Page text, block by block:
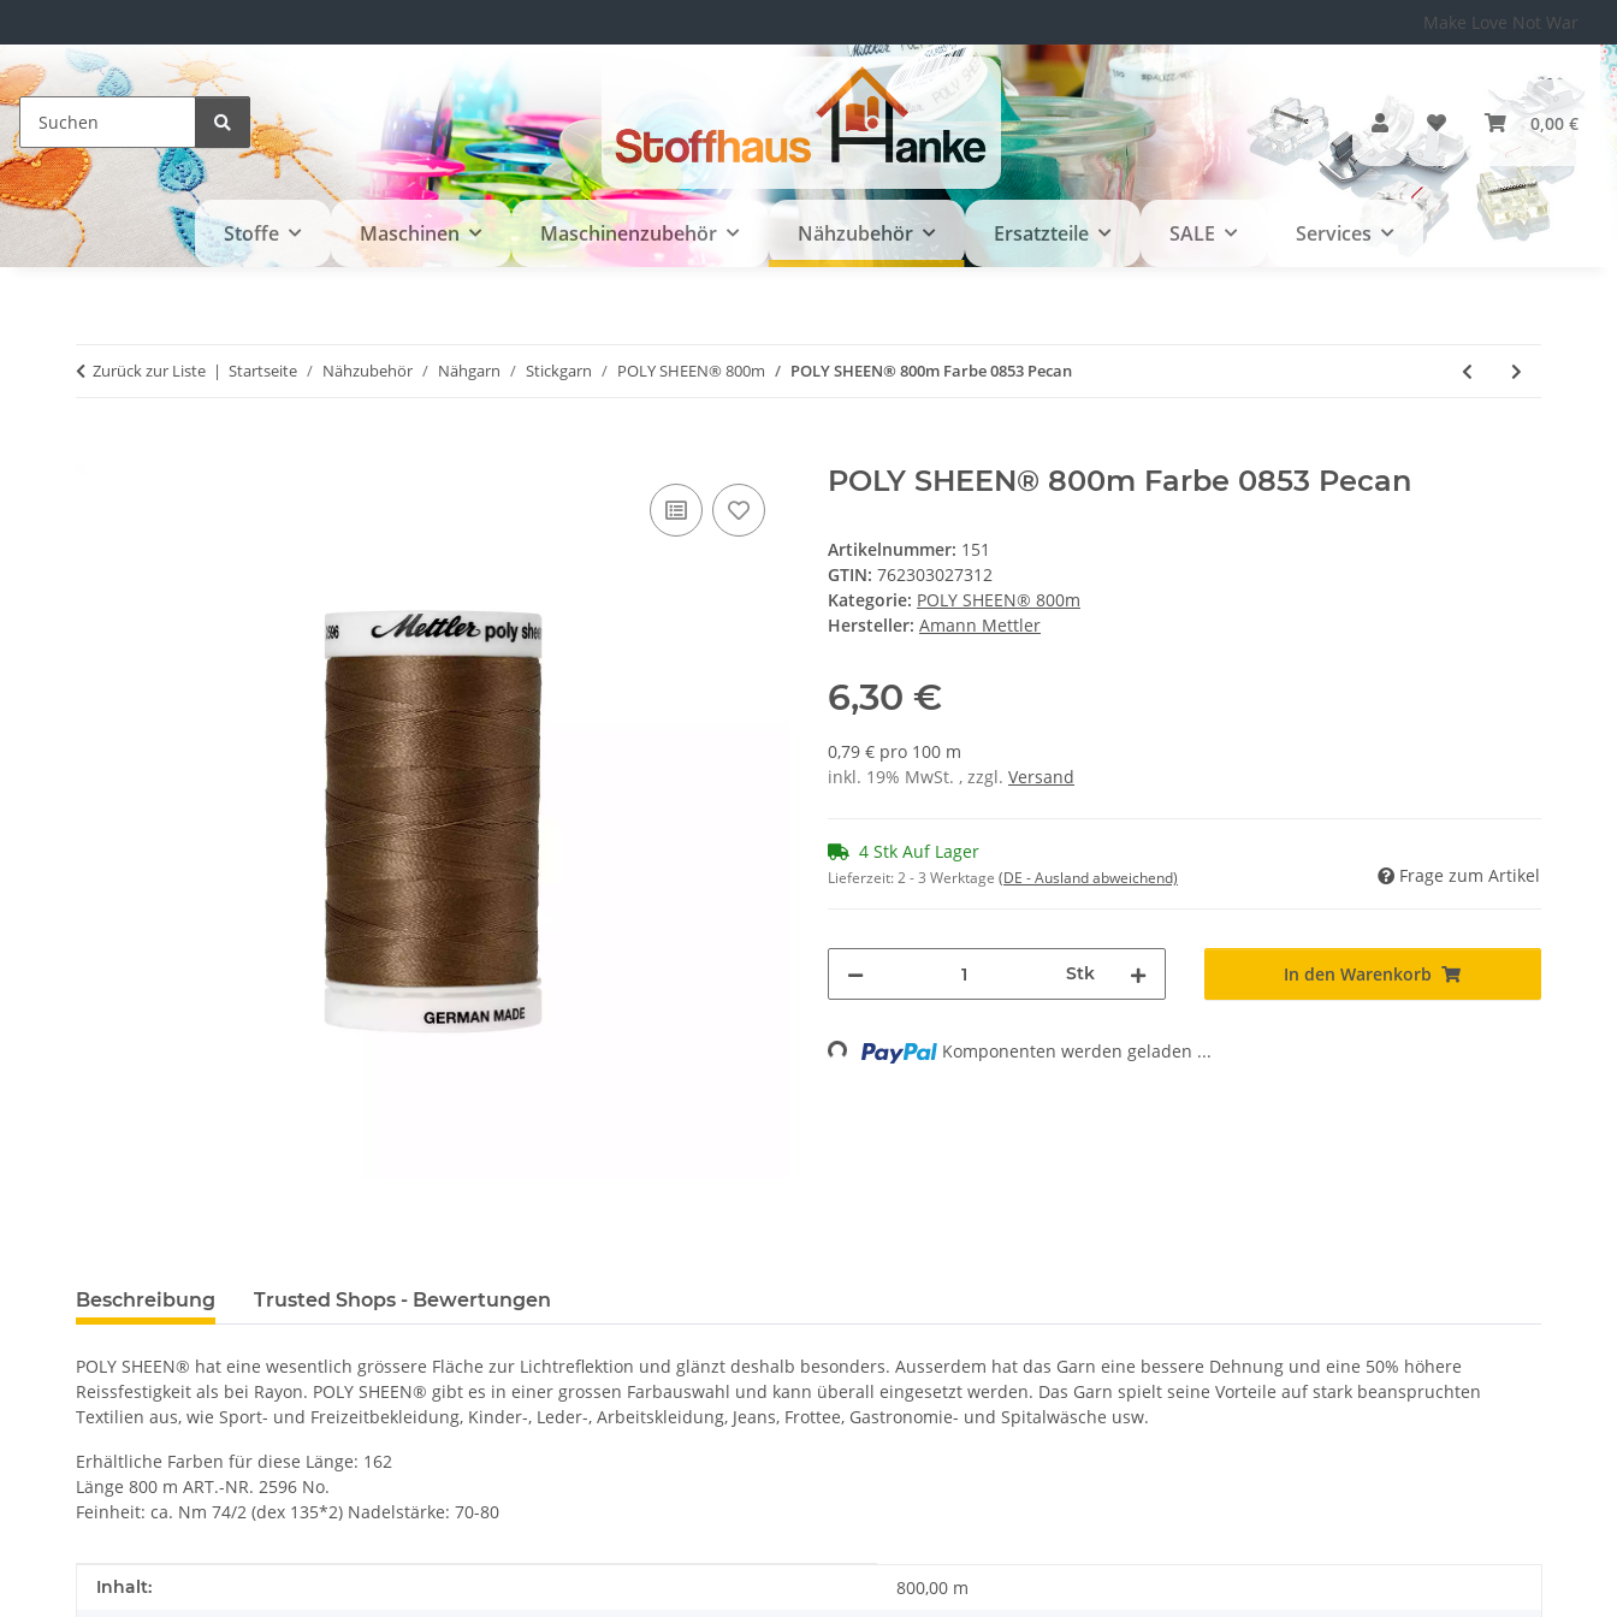
Make Love Not War
0,00 €
Stoffe Maschinen Maschinenzubehör Nähzubehör Ersatzteile SALE Services
Zurück zur Liste Startseite Nähzubehör Nähgarn Stickgarn POLY SHEEN® 800m POLY SHEEN® 800m Farbe 0853 Pecan
POLY SHEEN® 800m Farbe 0853 Pecan
Artikelnummer: 151
GTIN: 762303027312
Kategorie: POLY SHEEN® 800m
Hersteller: Amann Mettler
6,30 €
0,79 € pro 100 m
inkl. 19% MwSt. , zzgl. Versand
4 Stk Auf Lager
Lieferzeit:2 - 3 Werktage (DE - Ausland abweichend) Frage zum Artikel
Stk In den Warenkorb
Loading... Komponenten werden geladen ...
Beschreibung Trusted Shops - Bewertungen
POLY SHEEN® hat eine wesentlich grössere Fläche zur Lichtreflektion und glänzt deshalb besonders. Ausserdem hat das Garn eine bessere Dehnung und eine 50% höhere
Reissfestigkeit als bei Rayon. POLY SHEEN® gibt es in einer grossen Farbauswahl und kann überall eingesetzt werden. Das Garn spielt seine Vorteile auf stark beanspruchten
Textilien aus, wie Sport- und Freizeitbekleidung, Kinder-, Leder-, Arbeitskleidung, Jeans, Frottee, Gastronomie- und Spitalwäsche usw.
Erhältliche Farben für diese Länge: 162
Länge 800 m ART.-NR. 2596 No.
Feinheit: ca. Nm 74/2 (dex 135*2) Nadelstärke: 70-80
Produkteigenschaft
Wert
Inhalt: 800,00 m